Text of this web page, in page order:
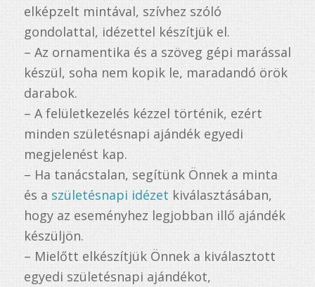
elképzelt mintával, szívhez szóló
gondolattal, idézettel készítjük el.
– Az ornamentika és a szöveg gépi marással
készül, soha nem kopik le, maradandó örök
darabok.
– A felületkezelés kézzel történik, ezért
minden születésnapi ajándék egyedi
megjelenést kap.
– Ha tanácstalan, segítünk Önnek a minta
és a születésnapi idézet kiválasztásában,
hogy az eseményhez legjobban illő ajándék
készüljön.
– Mielőtt elkészítjük Önnek a kiválasztott
egyedi születésnapi ajándékot,